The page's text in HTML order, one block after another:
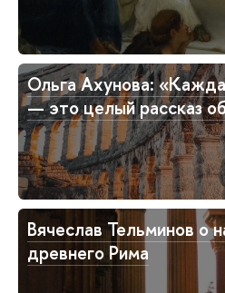
Ольга Ахунова:
— это целый рассказ
Вячеслав Тельминов о
древнего Рима